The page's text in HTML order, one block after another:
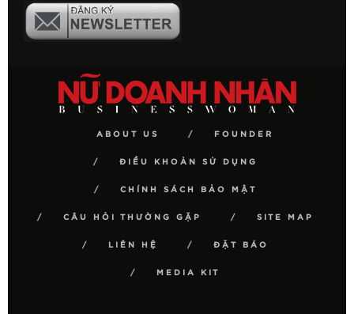
ABOUT US FOUNDER
ĐIỀU KHOẢN SỬ DỤNG
CHÍNH SÁCH BẢO MẬT
CÂU HỎI THƯỜNG GẶP SITE MAP
LIÊN HỆ ĐẶT BÁO
MEDIA KIT